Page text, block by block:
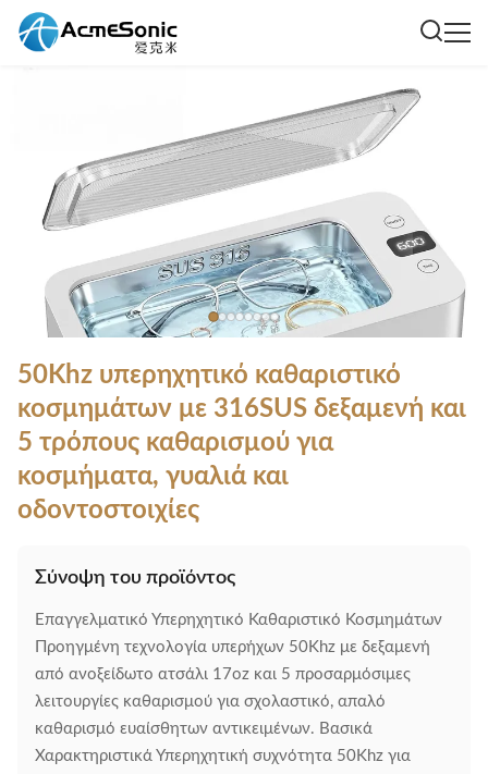
50Khz υπερηχητικό καθαριστικό
κοσμημάτων με 316SUS δεξαμενή και
5 τρόπους καθαρισμού για
κοσμήματα, γυαλιά και
οδοντοστοιχίες
Σύνοψη του προϊόντος
Επαγγελματικό Υπερηχητικό Καθαριστικό Κοσμημάτων
Προηγμένη τεχνολογία υπερήχων 50Khz με δεξαμενή
από ανοξείδωτο ατσάλι 17oz και 5 προσαρμόσιμες
λειτουργίες καθαρισμού για σχολαστικό, απαλό
καθαρισμό ευαίσθητων αντικειμένων. Βασικά
Χαρακτηριστικά Υπερηχητική συχνότητα 50Khz για